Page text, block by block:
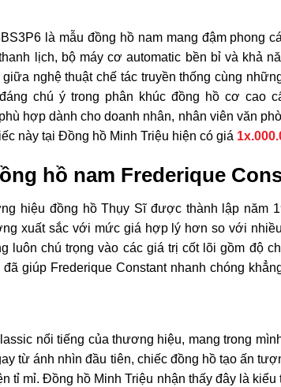
là mẫu đồng hồ nam mang đậm phong
lịch, bộ máy cơ automatic bền bỉ và khả
nghệ thuật chế tác truyền thống cùng
chú ý trong phân khúc đồng hồ cơ cao
hợp dành cho doanh nhân, nhân viên văn
này tại Đồng hồ Minh Triệu hiện có giá
hồ nam Frederique
hiệu đồng hồ Thụy Sĩ được thành lập năm
xuất sắc với mức giá hợp lý hơn so với
luôn chú trọng vào các giá trị cốt lõi gồm độ
giúp Frederique Constant nhanh chóng
nổi tiếng của thương hiệu, mang trong
từ ánh nhìn đầu tiên, chiếc đồng hồ tạo ấn
tỉ mỉ. Đồng hồ Minh Triệu nhận thấy đây là